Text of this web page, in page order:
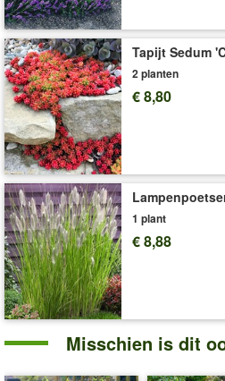
Levering omvat:9x9 cm-pot
'Thalictrum 'Anne''
Plant- en
Tapijt Sedum
2 planten
€ 8,80
1 plant
€ 8,88
Misschien is dit